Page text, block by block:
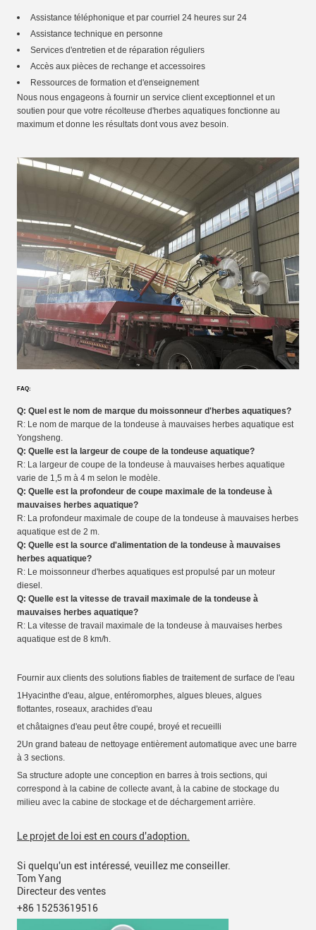
Assistance téléphonique et par courriel 24 heures sur 24
Assistance technique en personne
Services d'entretien et de réparation réguliers
Accès aux pièces de rechange et accessoires
Ressources de formation et d'enseignement
Nous nous engageons à fournir un service client exceptionnel et un
soutien pour que votre récolteuse d'herbes aquatiques fonctionne au
maximum et donne les résultats dont vous avez besoin.
FAQ:
Q: Quel est le nom de marque du moissonneur d'herbes aquatiques?
R: Le nom de marque de la tondeuse à mauvaises herbes aquatique est
Yongsheng.
Q: Quelle est la largeur de coupe de la tondeuse aquatique?
R: La largeur de coupe de la tondeuse à mauvaises herbes aquatique
varie de 1,5 m à 4 m selon le modèle.
Q: Quelle est la profondeur de coupe maximale de la tondeuse à
mauvaises herbes aquatique?
R: La profondeur maximale de coupe de la tondeuse à mauvaises herbes
aquatique est de 2 m.
Q: Quelle est la source d'alimentation de la tondeuse à mauvaises
herbes aquatique?
R: Le moissonneur d'herbes aquatiques est propulsé par un moteur
diesel.
Q: Quelle est la vitesse de travail maximale de la tondeuse à
mauvaises herbes aquatique?
R: La vitesse de travail maximale de la tondeuse à mauvaises herbes
aquatique est de 8 km/h.
Fournir aux clients des solutions fiables de traitement de surface de l'eau
1Hyacinthe d'eau, algue, entéromorphes, algues bleues, algues
flottantes, roseaux, arachides d'eau
et châtaignes d'eau peut être coupé, broyé et recueilli
2Un grand bateau de nettoyage entièrement automatique avec une barre
à 3 sections.
Sa structure adopte une conception en barres à trois sections, qui
correspond à la cabine de collecte avant, à la cabine de stockage du
milieu avec la cabine de stockage et de déchargement arrière.
Le projet de loi est en cours d'adoption.
Si quelqu'un est intéressé, veuillez me conseiller.
Tom Yang
Directeur des ventes
+86 15253619516